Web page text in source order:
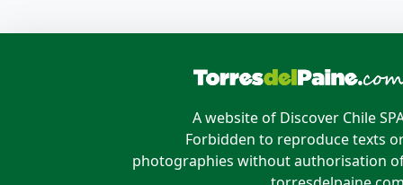
A website of Discover Chile
Forbidden to reproduce texts
photographies without authorisation